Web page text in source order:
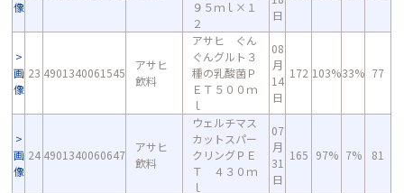
像
９５ｍｌ×１
２
日
画
像
23 4901340061545
アサヒ
飲料
アサヒ ぐん
ぐんグルト３
種の乳酸菌Ｐ
ＥＴ５００ｍ
ｌ
08
月
14
日
172 103%33% 77
画
像
24 4901340060647
アサヒ
飲料
ウェルチマス
カットスパー
クリングＰＥ
Ｔ ４３０ｍ
ｌ
07
月
31
日
165 97% 7% 81